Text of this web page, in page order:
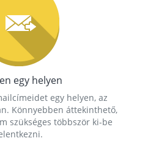
egy helyen
egy helyen, az
Könnyebben áttekinthető,
szükséges többször ki-be